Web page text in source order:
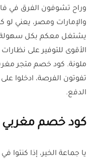
وراح تشوفون الفرق في
والإمارات ومصر، يعني لو
الأقوى للتوفير على
ملونة. كود خصم متجر
تفوتون الفرصة، ادخلوا
الدفع.
كود خصم مغربي
يا جماعة الخير، إذا كنتوا